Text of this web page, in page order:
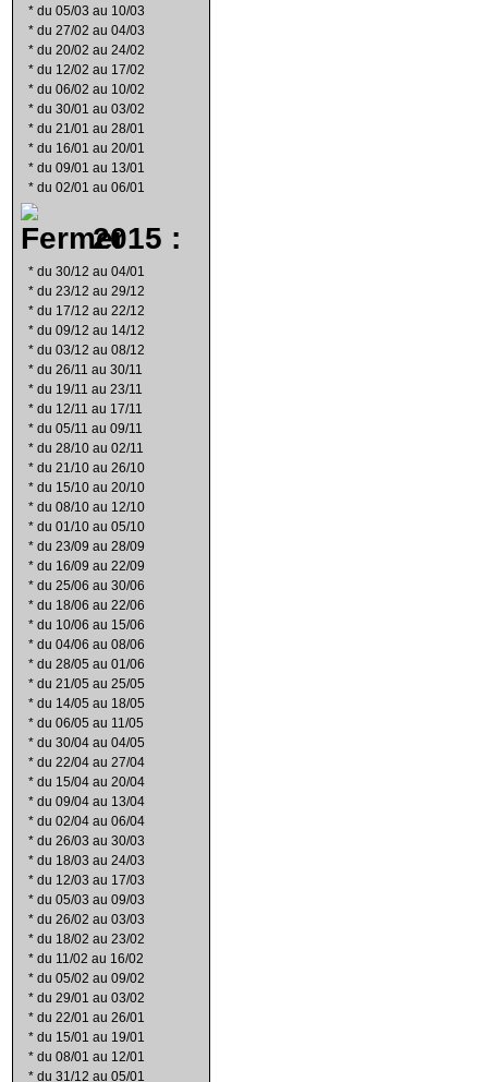
* du 05/03 au 10/03
* du 27/02 au 04/03
* du 20/02 au 24/02
* du 12/02 au 17/02
* du 06/02 au 10/02
* du 30/01 au 03/02
* du 21/01 au 28/01
* du 16/01 au 20/01
* du 09/01 au 13/01
* du 02/01 au 06/01
2015 :
* du 30/12 au 04/01
* du 23/12 au 29/12
* du 17/12 au 22/12
* du 09/12 au 14/12
* du 03/12 au 08/12
* du 26/11 au 30/11
* du 19/11 au 23/11
* du 12/11 au 17/11
* du 05/11 au 09/11
* du 28/10 au 02/11
* du 21/10 au 26/10
* du 15/10 au 20/10
* du 08/10 au 12/10
* du 01/10 au 05/10
* du 23/09 au 28/09
* du 16/09 au 22/09
* du 25/06 au 30/06
* du 18/06 au 22/06
* du 10/06 au 15/06
* du 04/06 au 08/06
* du 28/05 au 01/06
* du 21/05 au 25/05
* du 14/05 au 18/05
* du 06/05 au 11/05
* du 30/04 au 04/05
* du 22/04 au 27/04
* du 15/04 au 20/04
* du 09/04 au 13/04
* du 02/04 au 06/04
* du 26/03 au 30/03
* du 18/03 au 24/03
* du 12/03 au 17/03
* du 05/03 au 09/03
* du 26/02 au 03/03
* du 18/02 au 23/02
* du 11/02 au 16/02
* du 05/02 au 09/02
* du 29/01 au 03/02
* du 22/01 au 26/01
* du 15/01 au 19/01
* du 08/01 au 12/01
* du 31/12 au 05/01